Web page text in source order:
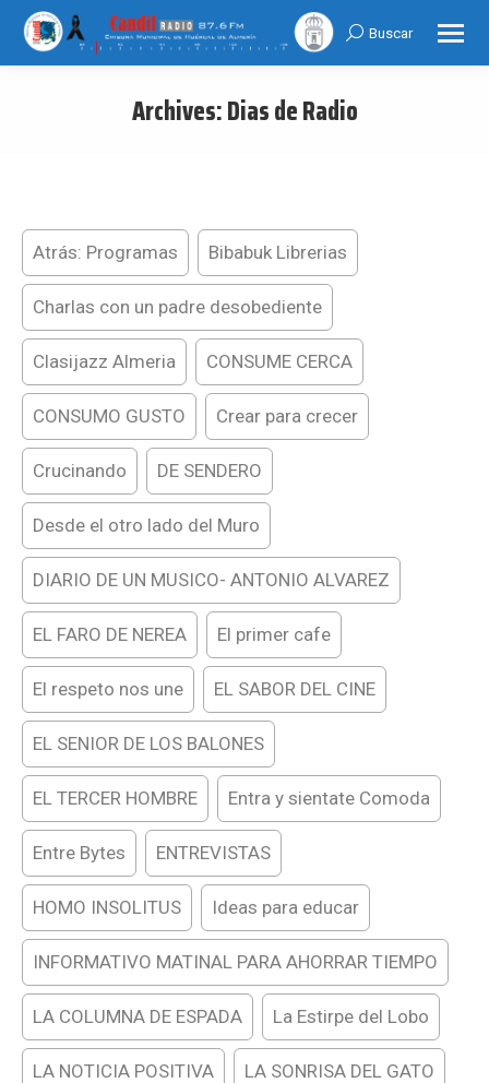
Search:
Buscar
Archives:Dias de Radio
Atrás: Programas Bibabuk Librerias
Charlas con un padre desobediente
Clasijazz Almeria CONSUME CERCA
CONSUMO GUSTO Crear para crecer
Crucinando DE SENDERO
Desde el otro lado del Muro
DIARIO DE UN MUSICO- ANTONIO ALVAREZ
EL FARO DE NEREA El primer cafe
El respeto nos une EL SABOR DEL CINE
EL SENIOR DE LOS BALONES
EL TERCER HOMBRE Entra y sientate Comoda
Entre Bytes ENTREVISTAS
HOMO INSOLITUS Ideas para educar
INFORMATIVO MATINAL PARA AHORRAR TIEMPO
LA COLUMNA DE ESPADA La Estirpe del Lobo
LA NOTICIA POSITIVA LA SONRISA DEL GATO